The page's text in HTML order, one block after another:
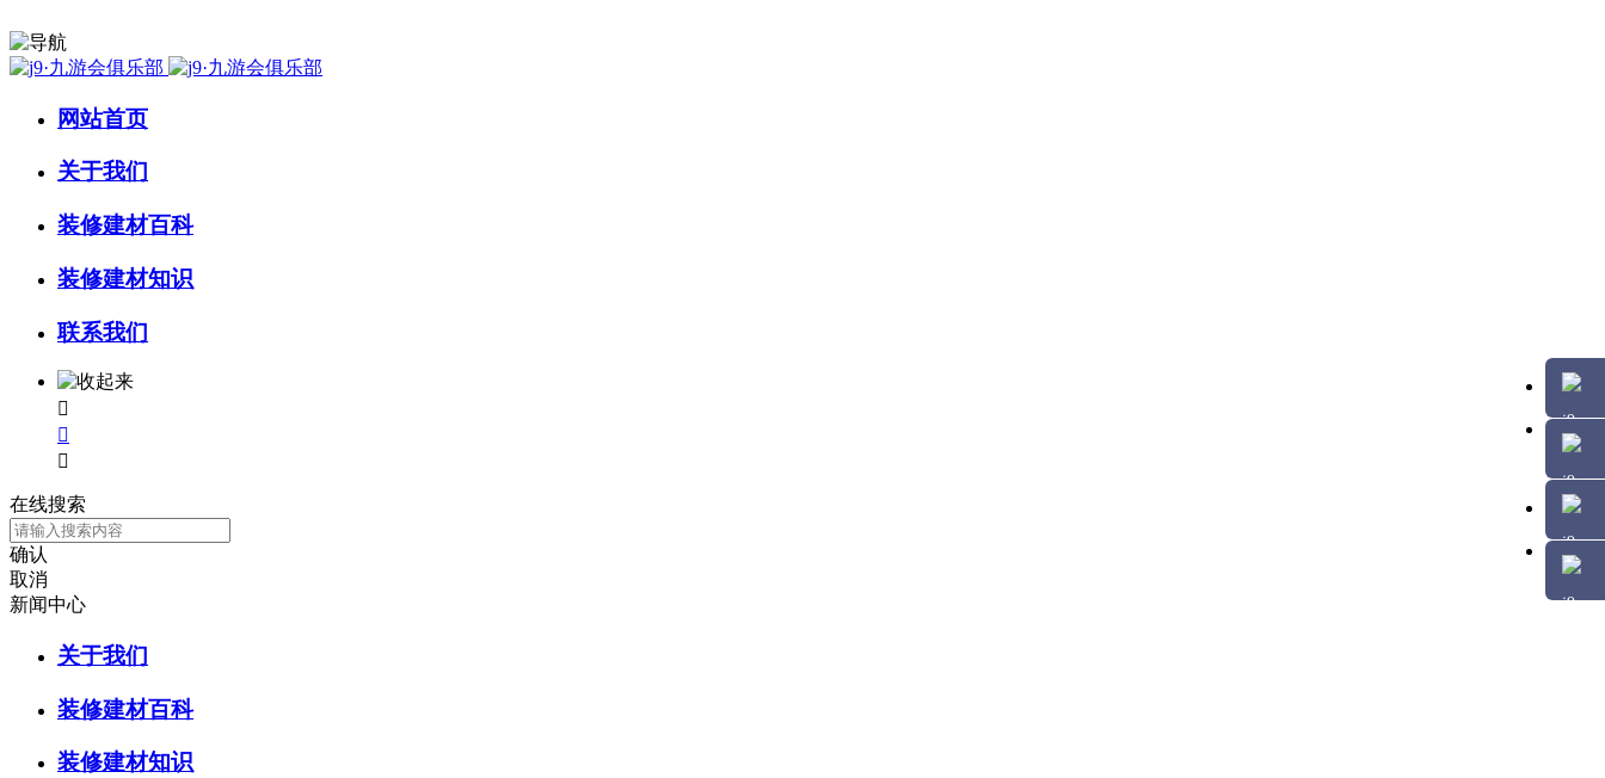
网站首页
关于我们
装修建材百科
装修建材知识
联系我们



在线搜索
确认
取消
新闻中心
关于我们
装修建材百科
装修建材知识